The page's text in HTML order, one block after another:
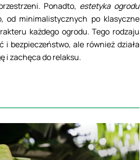
Ponadto, estetyka ogrodu
od minimalistycznych po klasyczne
każdego ogrodu. Tego rodzaju
bezpieczeństwo, ale również działa
i zachęca do relaksu.